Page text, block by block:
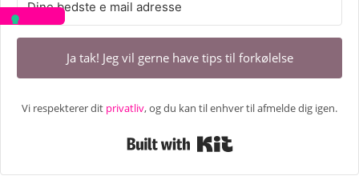
Ja tak! Jeg vil gerne have tips til forkølelse
Vi respekterer dit privatliv, og du kan til enhver til afmelde dig igen.